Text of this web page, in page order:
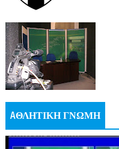
AΘΛΗΤΙΚΗ ΓΝΩΜΗ